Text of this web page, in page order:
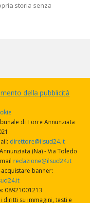
storia senza
della pubblicità
di Torre Annunziata
direttore@ilsud24.it
(Na) - Via Toledo
redazione@ilsud24.it
banner:
08921001213
diritti su immagini, testi e